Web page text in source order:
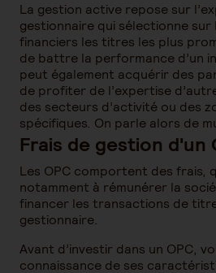
La gestion active repose sur
gestionnaire qui sélectionne sur
financiers les titres les plus
de battre la performance d’un
peut également acquérir des
de profiter de l’expertise
des secteurs d’activité ou des
spécifiques. On parle alors de
Frais de gestion d'un
Les OPC comportent des frais,
notamment à rémunérer la
financer les transactions de
gestionnaire.
Avant d’investir dans un OPC,
connaissance de ses